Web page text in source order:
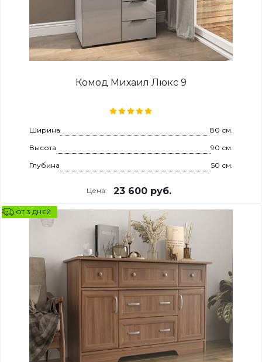
Комод Михаил Люкс 9
Ширина
80 см.
Высота
90 см.
Глубина
50 см.
Цена: 23 600 руб.
ОТ 3 ДНЕЙ